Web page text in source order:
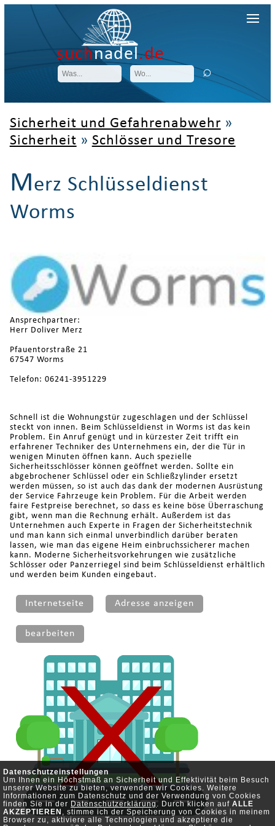
Datenschutzeinstellungen
Um Ihnen ein Höchstmaß an Sicherheit und Effektivität beim Besuch
unserer Website zu bieten, verwenden wir Cookies. Weitere
Informationen zum Datenschutz und der Verwendung von Cookies
finden Sie in der Datenschutzerklärung. Durch klicken auf ALLE
AKZEPTIEREN , stimme ich der Speicherung von Cookies in meinem
Browser zu, aktiviere alle Technologien und akzeptiere die
suchnadel.de
Sicherheit und Gefahrenabwehr »
Sicherheit » Schlösser und Tresore
Merz Schlüsseldienst
Worms
Ansprechpartner:
Herr Doliver Merz
Pfauentorstraße 21
67547 Worms
Telefon: 06241-3951229
Schnell ist die Wohnungstür zugeschlagen und der Schlüssel
steckt von innen. Beim Schlüsseldienst in Worms ist das kein
Problem. Ein Anruf genügt und in kürzester Zeit trifft ein
erfahrener Techniker des Unternehmens ein, der die Tür in
wenigen Minuten öffnen kann. Auch spezielle
Sicherheitsschlösser können geöffnet werden. Sollte ein
abgebrochener Schlüssel oder ein Schließzylinder ersetzt
werden müssen, so ist auch das dank der modernen Ausrüstung
der Service Fahrzeuge kein Problem. Für die Arbeit werden
faire Festpreise berechnet, so dass es keine böse Überraschung
gibt, wenn man die Rechnung erhält. Außerdem ist das
Unternehmen auch Experte in Fragen der Sicherheitstechnik
und man kann sich einmal unverbindlich darüber beraten
lassen, wie man das eigene Heim einbruchssicherer machen
kann. Moderne Sicherheitsvorkehrungen wie zusätzliche
Schlösser oder Panzerriegel sind beim Schlüsseldienst erhältlich
und werden beim Kunden eingebaut.
Internetseite Adresse anzeigen
bearbeiten